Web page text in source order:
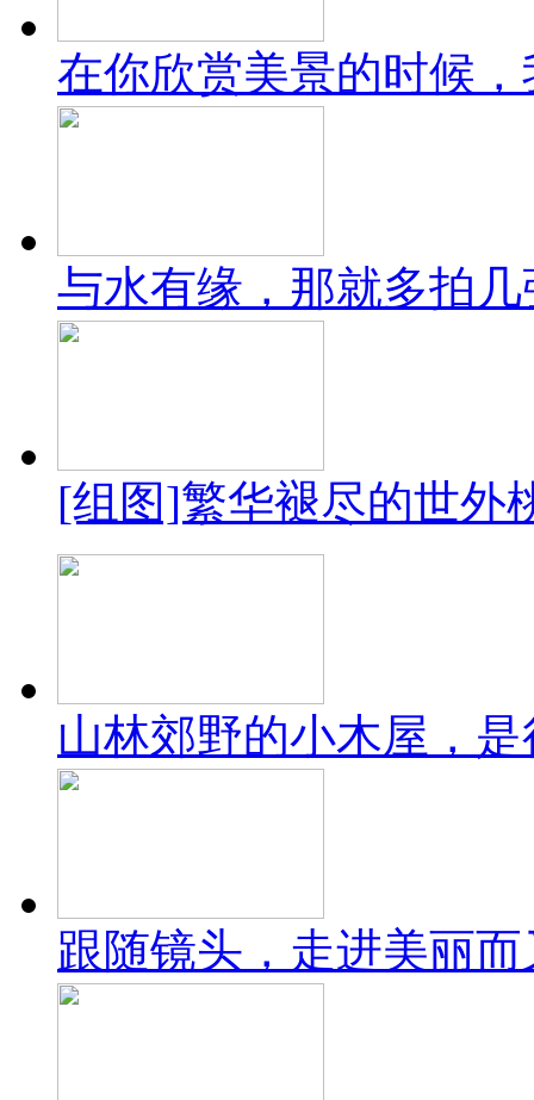
在你欣赏美景的时候
与水有缘，那就多拍
[组图]繁华褪尽的世外
山林郊野的小木屋，
跟随镜头，走进美丽